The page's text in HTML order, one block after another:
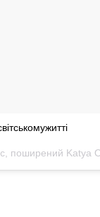
поширений Katya